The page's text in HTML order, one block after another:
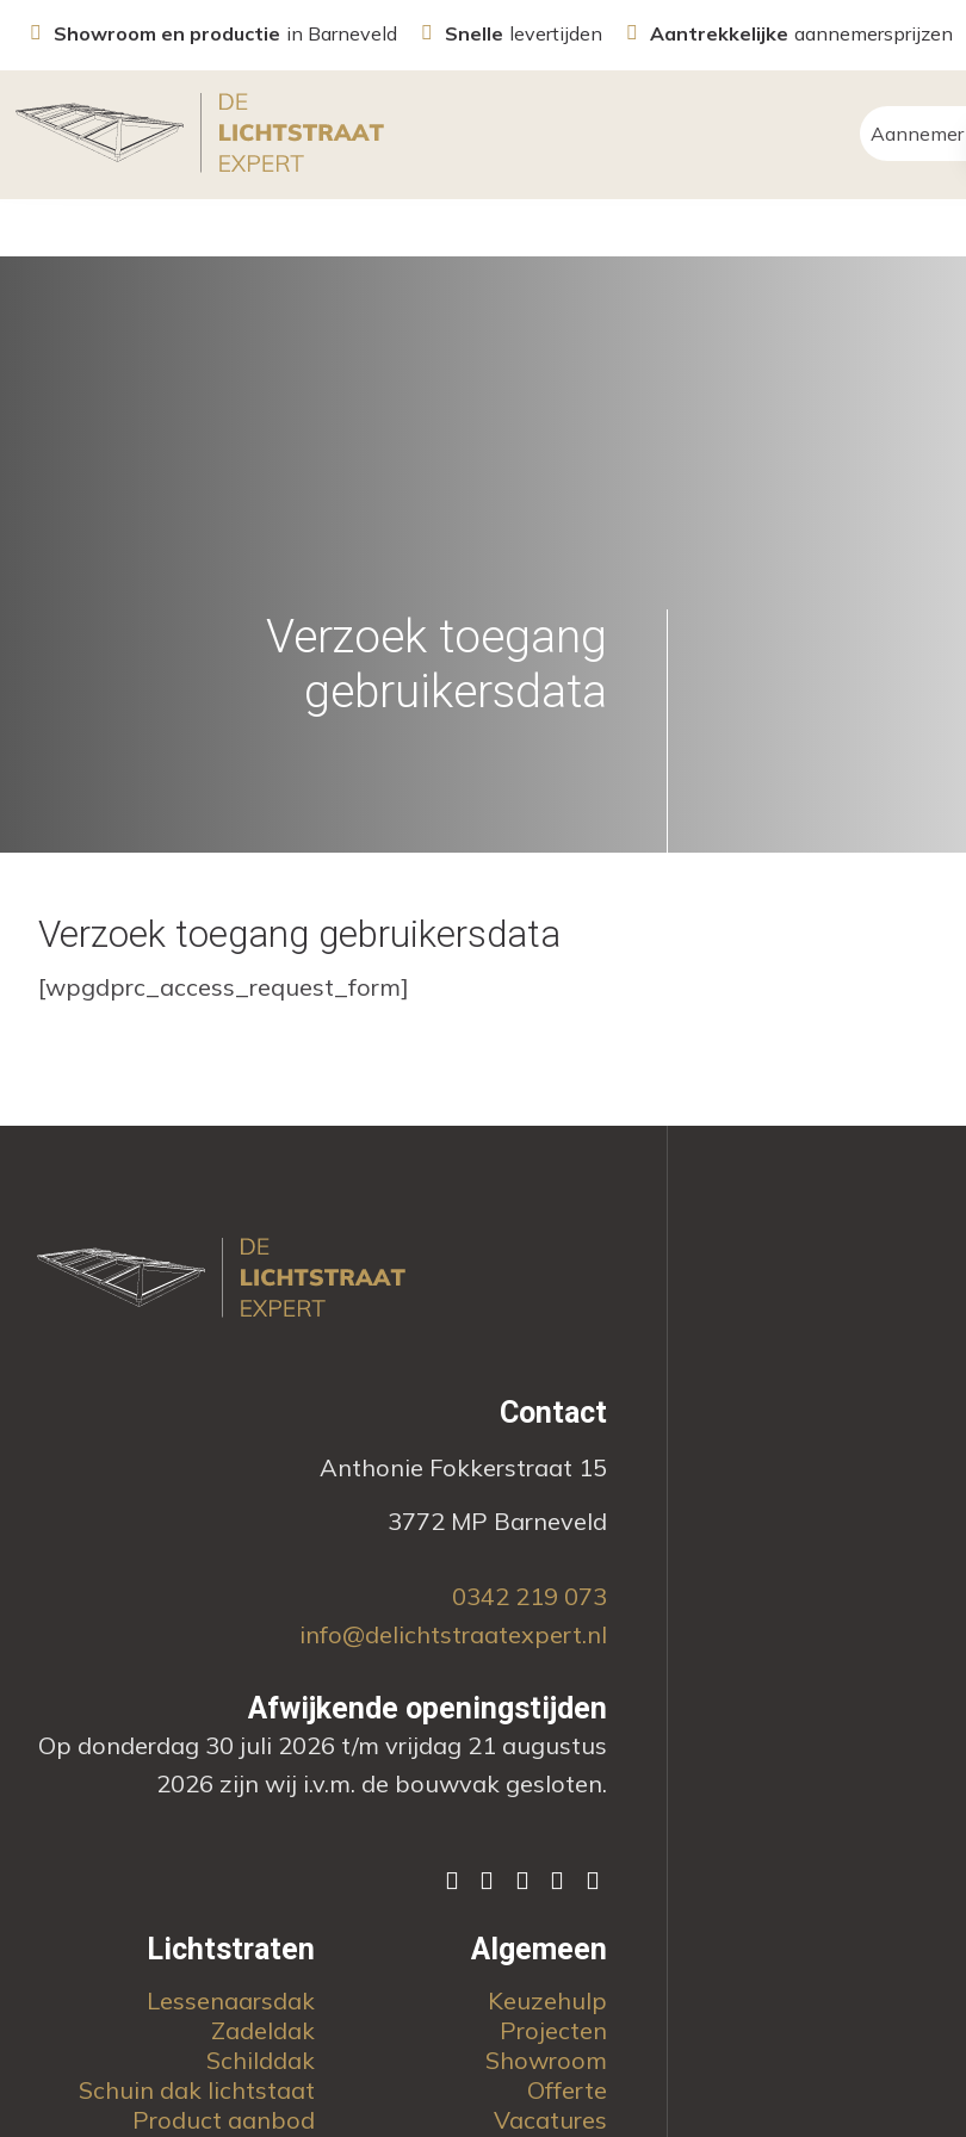
Showroom en productie in Barneveld Snelle levertijden Aantrekkelijke aannemersprijzen
Aannemer
Verzoek toegang
gebruikersdata
Verzoek toegang gebruikersdata
[wpgdprc_access_request_form]
Contact
Anthonie Fokkerstraat 15
3772 MP Barneveld
0342 219 073
info@delichtstraatexpert.nl
Afwijkende openingstijden
Op donderdag 30 juli 2026 t/m vrijdag 21 augustus
2026 zijn wij i.v.m. de bouwvak gesloten.
Lichtstraten
Lessenaarsdak
Zadeldak
Schilddak
Schuin dak lichtstaat
Product aanbod
Algemeen
Keuzehulp
Projecten
Showroom
Offerte
Vacatures